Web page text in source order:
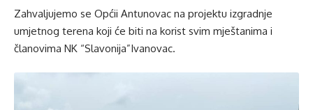
Zahvaljujemo se Općii Antunovac na projektu izgradnje
umjetnog terena koji će biti na korist svim mještanima i
članovima NK “Slavonija”Ivanovac.